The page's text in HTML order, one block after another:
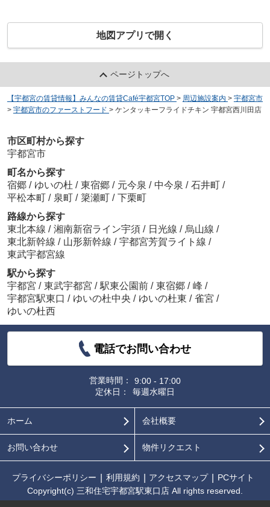
地図アプリで開く
ページトップへ
【宇都宮の賃貸情報】みんなの賃貸Café宇都宮TOP > 周辺施設案内 > 宇都宮市
> 宇都宮市のファーストフード > ケンタッキーフライドチキン 宇都宮西川田店
市区町村から探す
宇都宮市
町名から探す
宿郷 / ゆいの杜 / 東宿郷 / 元今泉 / 中今泉 / 石井町 /
平松本町 / 泉町 / 簗瀬町 / 下栗町
路線から探す
東北本線 / 湘南新宿ライン宇須 / 日光線 / 烏山線 /
東北新幹線 / 山形新幹線 / 宇都宮芳賀ライト線 /
東武宇都宮線
駅から探す
宇都宮 / 東武宇都宮 / 駅東公園前 / 東宿郷 / 峰 /
宇都宮駅東口 / ゆいの杜中央 / ゆいの杜東 / 雀宮 /
ゆいの杜西
電話でお問い合わせ
営業時間：
9:00 - 17:00
定休日：
毎週水曜日
ホーム 会社概要
お問い合わせ 物件リクエスト
プライバシーポリシー 利用規約 アクセスマップ
PCサイト
Copyright(c) 三和住宅宇都宮駅東口店 All rights reserved.